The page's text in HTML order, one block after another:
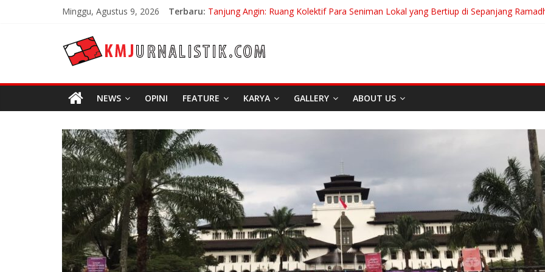
Minggu, Agustus 9, 2026 Terbaru: Tanjung Angin: Ruang Kolektif Para Seniman Lokal yang Bertiup di Sepanjang
Bojan Hodak Sang “Messiah” Dari Zagreb Untuk Bandung
KMJURNALISTIK
NEWS OPINI FEATURE KARYA GALLERY ABOUT US
Di Bandung Di Asia
Untuk Dunia Tanpa
Zionisme dan
April 20, 2026 Admin